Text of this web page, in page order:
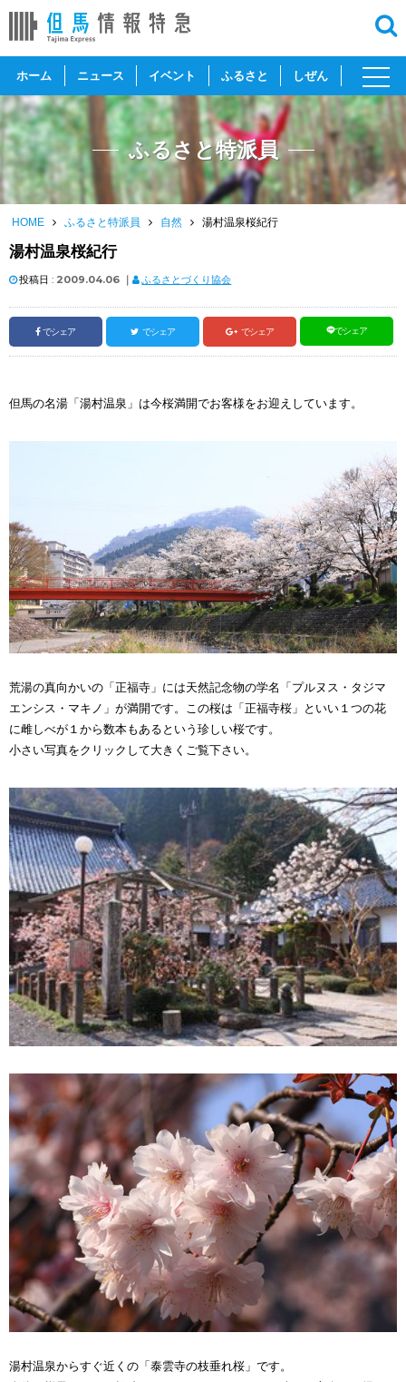
ホーム ニュース イベント ふるさと しぜん
toggle
ふるさと特派員
HOME ふるさと特派員 自然 湯村温泉桜紀行
湯村温泉桜紀行
投稿日 : 2009.04.06 ｜ ふるさとづくり協会
でシェア でシェア でシェア でシェア
但馬の名湯「湯村温泉」は今桜満開でお客様をお迎えしています。
荒湯の真向かいの「正福寺」には天然記念物の学名「プルヌス・タジマ
エンシス・マキノ」が満開です。この桜は「正福寺桜」といい１つの花
に雌しべが１から数本もあるという珍しい桜です。
小さい写真をクリックして大きくご覧下さい。
湯村温泉からすぐ近くの「泰雲寺の枝垂れ桜」です。